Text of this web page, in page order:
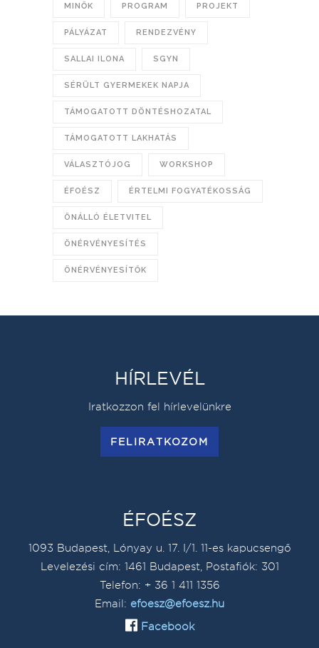
MINŐK PROGRAM PROJEKT
PÁLYÁZAT RENDEZVÉNY
SALLAI ILONA SGYN
SÉRÜLT GYERMEKEK NAPJA
TÁMOGATOTT DÖNTÉSHOZATAL
TÁMOGATOTT LAKHATÁS
VÁLASZTÓJOG WORKSHOP
ÉFOÉSZ ÉRTELMI FOGYATÉKOSSÁG
ÖNÁLLÓ ÉLETVITEL
ÖNÉRVÉNYESÍTÉS
ÖNÉRVÉNYESÍTŐK
HÍRLEVÉL
Iratkozzon fel hírlevelünkre
FELIRATKOZOM
ÉFOÉSZ
1093 Budapest, Lónyay u. 17. I/1. 11-es kapucsengő
Levelezési cím: 1461 Budapest, Postafiók: 301
Telefon: + 36 1 411 1356
Email: efoesz@efoesz.hu
Facebook